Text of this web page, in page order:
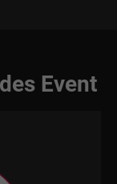
Event